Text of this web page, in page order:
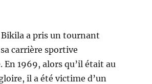
Bikila a pris un tournant
carrière sportive
En 1969, alors qu’il était au
il a été victime d’un